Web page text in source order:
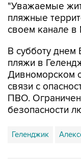
"Уважаемые
пляжные
своем канале в
В субботу днем
пляжи в
Дивноморском
связи с
ПВО.
безопасности
Геленджик